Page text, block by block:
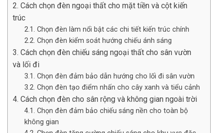
2. Cách chọn đèn ngoại thất cho mặt tiền và cột kiến
trúc
2.1. Chọn đèn làm nổi bật các chi tiết kiến trúc chính
2.2. Chọn đèn kiểm soát hướng chiếu ánh sáng
3. Cách chọn đèn chiếu sáng ngoại thất cho sân vườn
và lối đi
3.1. Chọn đèn đảm bảo dẫn hướng cho lối đi sân vườn
3.2. Chọn đèn tạo điểm nhấn cho cây xanh và tiểu cảnh
4. Cách chọn đèn cho sân rộng và không gian ngoài trời
4.1. Chọn đèn đảm bảo chiếu sáng nền cho toàn bộ
không gian